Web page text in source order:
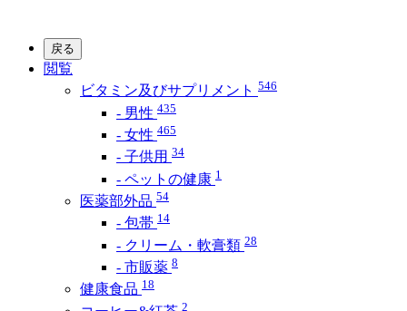
戻る
閲覧
ビタミン及びサプリメント 546
- 男性 435
- 女性 465
- 子供用 34
- ペットの健康 1
医薬部外品 54
- 包帯 14
- クリーム・軟膏類 28
- 市販薬 8
健康食品 18
2